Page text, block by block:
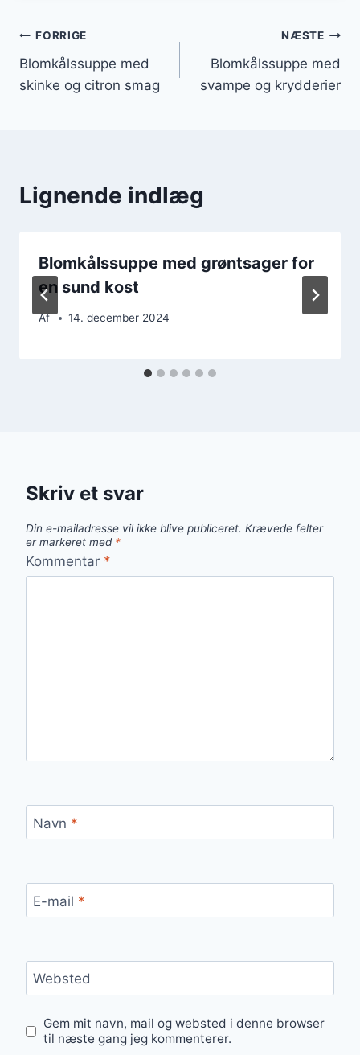
Indlægsnavigation
FORRIGE
Blomkålssuppe med
skinke og citron smag
NÆSTE
Blomkålssuppe med
svampe og krydderier
Lignende indlæg
Blomkålssuppe med grøntsager for
en sund kost
Af 14. december 2024
Skriv et svar
Din e-mailadresse vil ikke blive publiceret. Krævede felter
er markeret med *
Kommentar *
Navn *
E-mail *
Websted
Gem mit navn, mail og websted i denne browser
til næste gang jeg kommenterer.